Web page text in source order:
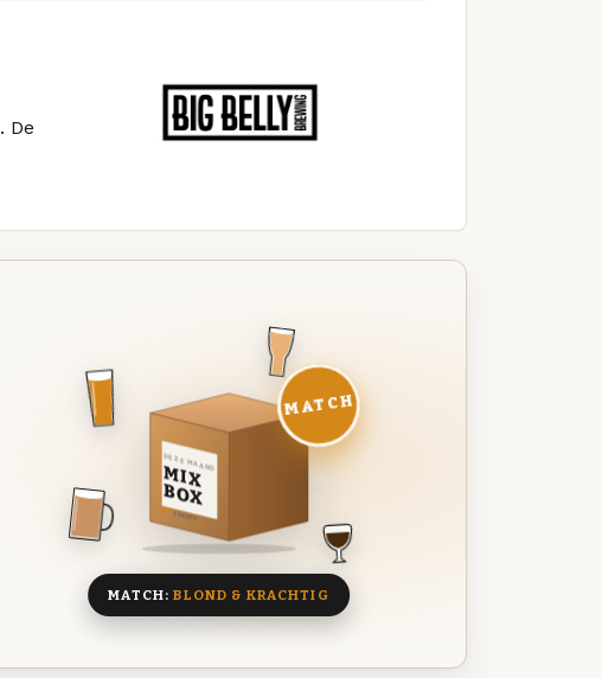
De
DEZE MAAND
MIX
BOX
8 BIEREN
MATCH
MATCH:BLOND & KRACHTIG